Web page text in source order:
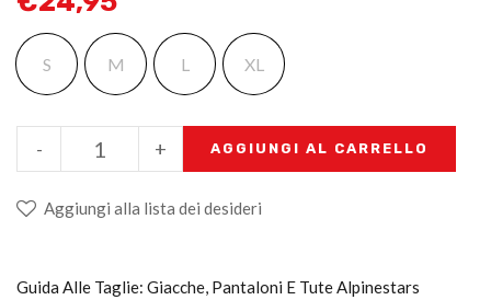
S M L XL
+
- AGGIUNGI AL CARRELLO
Aggiungi alla lista dei desideri
Guida Alle Taglie: Giacche, Pantaloni E Tute Alpinestars